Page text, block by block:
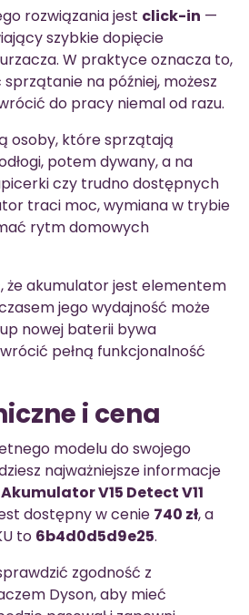
rozwiązania jest click-in —
szybkie dopięcie
W praktyce oznacza to,
na później, możesz
do pracy niemal od razu.
osoby, które sprzątają
potem dywany, a na
czy trudno dostępnych
traci moc, wymiana w trybie
rytm domowych
że akumulator jest elementem
jego wydajność może
nowej baterii bywa
pełną funkcjonalność
i cena
modelu do swojego
najważniejsze informacje
V15 Detect V11
dostępny w cenie 740 zł, a
to 6b4d0d5d9e25.
zgodność z
Dyson, aby mieć